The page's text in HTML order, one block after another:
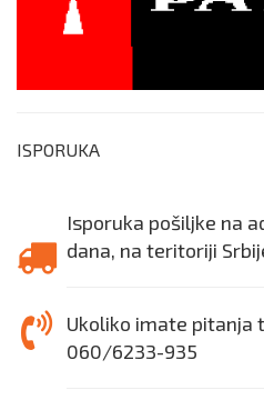
ISPORUKA
Isporuka pošiljke na
dana, na teritoriji
Ukoliko imate pitanja
060/6233-935